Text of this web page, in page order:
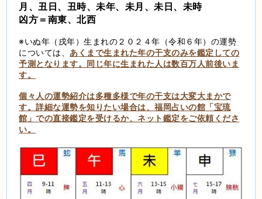
月、丑日、丑時、未年、未月、未日、未時
凶方＝南東、北西
※いぬ年（戌年）生まれの２０２４年（令和６年）の運勢
については、 あくまで生まれた年の干支のみを鑑定しての
予測となります。同じ年に生まれた人は数百万人前後いま
す。
個々人の運勢紹介は多種多様で年の干支は大変大まかで
す。詳細な運勢を知りたい場合は、福岡占いの館「宝琉
館」での直接鑑定を受けるか、ネット鑑定をご依頼くださ
い。